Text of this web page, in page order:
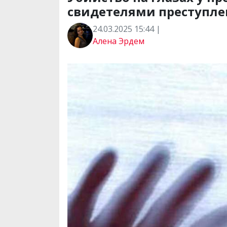
свидетелями
24.03.2025 15:44 |
Алена Эрдем